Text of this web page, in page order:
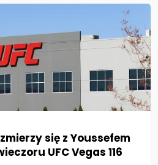
się z Youssefem
UFC Vegas 116